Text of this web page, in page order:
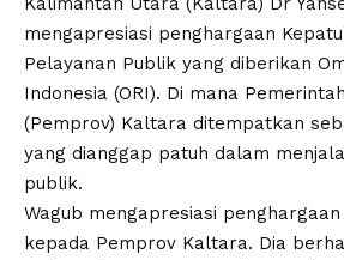
mengapresiasi penghargaan
Pelayanan Publik yang diberikan
Indonesia (ORI). Di mana
(Pemprov) Kaltara ditempatkan
yang dianggap patuh dalam
publik.
Wagub mengapresiasi
kepada Pemprov Kaltara. Dia